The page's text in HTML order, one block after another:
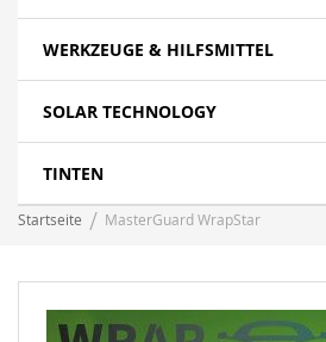
WERKZEUGE & HILFSMITTEL
SOLAR TECHNOLOGY
TINTEN
Startseite MasterGuard WrapStar